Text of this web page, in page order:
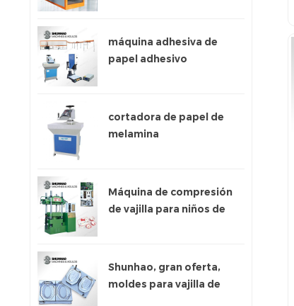
máquina adhesiva de
papel adhesivo
cortadora de papel de
melamina
Máquina de compresión
de vajilla para niños de
Shunhao, gran oferta,
moldes para vajilla de